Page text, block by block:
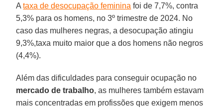
Ataxa de desocupação feminina foi de 7,7%, contra
5,3% para os homens, no 3º trimestre de 2024. No
caso das mulheres negras, a desocupação atingiu
9,3%,taxa muito maior que a dos homens não negros
(4,4%).
Além das dificuldades para conseguir ocupação no
mercado de trabalho, as mulheres também estavam
mais concentradas em profissões que exigem menos